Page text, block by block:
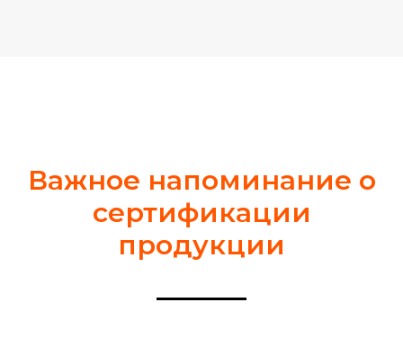
покупок
Важное напоминание о
сертификации
продукции